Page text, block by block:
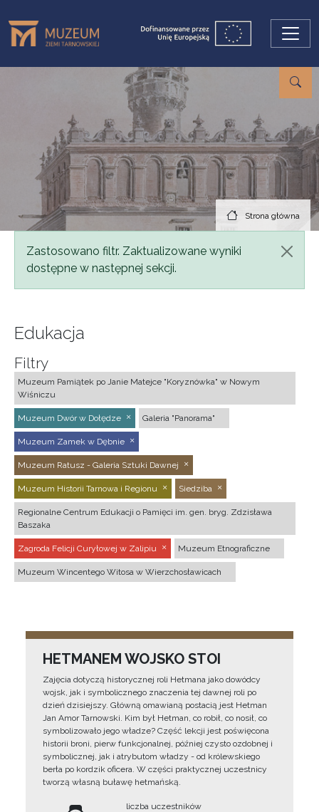
Strona główna
Komunikat
Zastosowano filtr. Zaktualizowane wyniki
dostępne w następnej sekcji.
Edukacja
Filtry
Muzeum Pamiątek po Janie Matejce "Koryznówka" w Nowym
Wiśniczu
Muzeum Dwór w Dołędze Galeria "Panorama"
Muzeum Zamek w Dębnie
Muzeum Ratusz - Galeria Sztuki Dawnej
Muzeum Historii Tarnowa i Regionu Siedziba
Regionalne Centrum Edukacji o Pamięci im. gen. bryg. Zdzisława
Baszaka
Zagroda Felicji Curyłowej w Zalipiu Muzeum Etnograficzne
Muzeum Wincentego Witosa w Wierzchosławicach
HETMANEM WOJSKO STOI
Zajęcia dotyczą historycznej roli Hetmana jako dowódcy
wojsk, jak i symbolicznego znaczenia tej dawnej roli po
dzień dzisiejszy. Główną omawianą postacią jest Hetman
Jan Amor Tarnowski. Kim był Hetman, co robił, co nosił, co
symbolizowało jego władze? Część lekcji jest poświęcona
historii broni, pierw funkcjonalnej, później czysto ozdobnej i
symbolicznej, jak i atrybutom władzy - od królewskiego
berła po kordzik oficera. W części praktycznej uczestnicy
tworzą własną buławę hetmańską.
liczba uczestników